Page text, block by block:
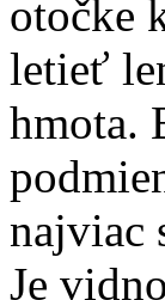
otočke
letieť
hmota.
najviac
Je